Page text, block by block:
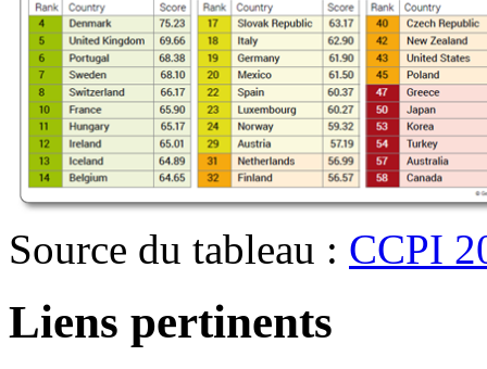
Source du tableau : CCPI
Liens pertinents